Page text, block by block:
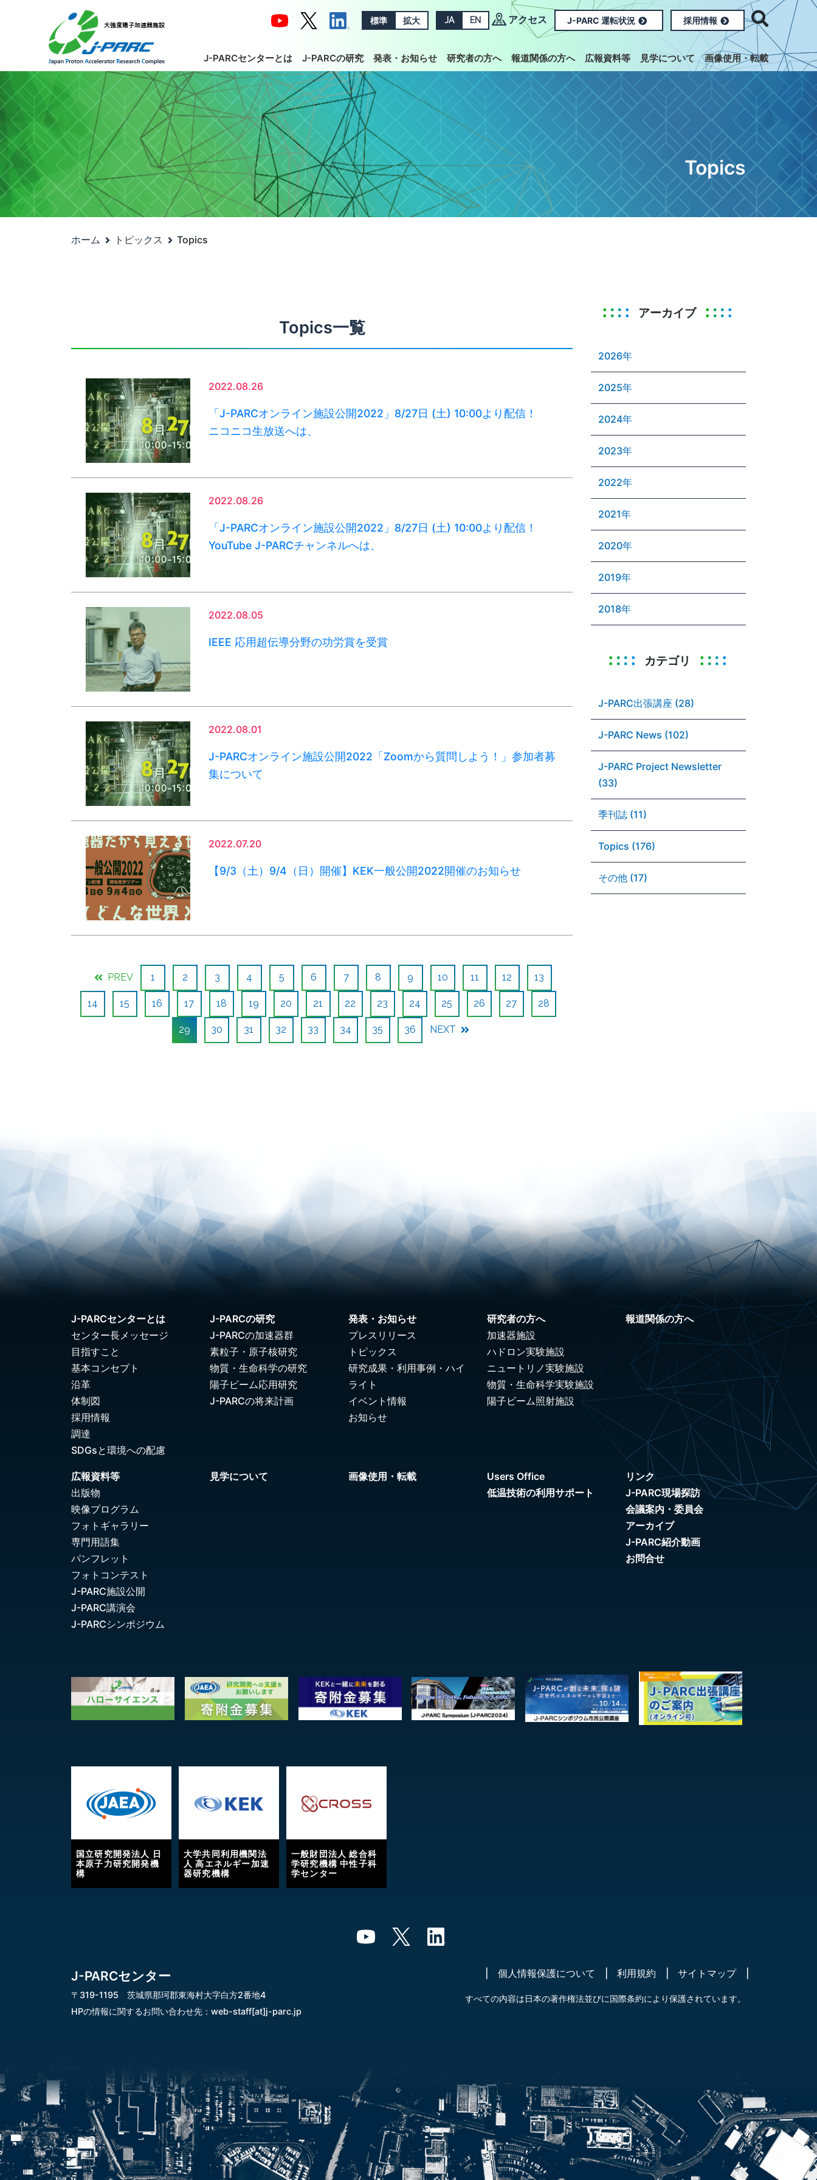
標準 拡大 JA EN アクセス J-PARC 運転状況 採用情報
J-PARCセンターとは J-PARCの研究 発表・お知らせ 研究者の方へ 報道関係の方へ 広報資料等 見学について 画像使用・転載
Topics
ホーム トピックス Topics
Topics一覧
2022.08.26
「J-PARCオンライン施設公開2022」8/27日 (土) 10:00より配信！
ニコニコ生放送へは、
2022.08.26
「J-PARCオンライン施設公開2022」8/27日 (土) 10:00より配信！
YouTube J-PARCチャンネルへは、
2022.08.05
IEEE 応用超伝導分野の功労賞を受賞
2022.08.01
J-PARCオンライン施設公開2022「Zoomから質問しよう！」参加者募
集について
2022.07.20
【9/3（土）9/4（日）開催】KEK一般公開2022開催のお知らせ
PREV 1 2 3 4 5 6 7 8 9 10 11 12 13
14 15 16 17 18 19 20 21 22 23 24 25 26 27 28
29 30 31 32 33 34 35 36 NEXT
アーカイブ
2026年
2025年
2024年
2023年
2022年
2021年
2020年
2019年
2018年
カテゴリ
J-PARC出張講座 (28)
J-PARC News (102)
J-PARC Project Newsletter
(33)
季刊誌 (11)
Topics (176)
その他 (17)
J-PARCセンターとは
センター長メッセージ
目指すこと
基本コンセプト
沿革
体制図
採用情報
調達
SDGsと環境への配慮
J-PARCの研究
J-PARCの加速器群
素粒子・原子核研究
物質・生命科学の研究
陽子ビーム応用研究
J-PARCの将来計画
発表・お知らせ
プレスリリース
トピックス
研究成果・利用事例・ハイ
ライト
イベント情報
お知らせ
研究者の方へ
加速器施設
ハドロン実験施設
ニュートリノ実験施設
物質・生命科学実験施設
陽子ビーム照射施設
報道関係の方へ
広報資料等
出版物
映像プログラム
フォトギャラリー
専門用語集
パンフレット
フォトコンテスト
J-PARC施設公開
J-PARC講演会
J-PARCシンポジウム
見学について 画像使用・転載
Users Office
低温技術の利用サポート
リンク
J-PARC現場探訪
会議案内・委員会
アーカイブ
J-PARC紹介動画
お問合せ
国立研究開発法人 日
本原子力研究開発機
構
大学共同利用機関法
人 高エネルギー加速
器研究機構
一般財団法人 総合科
学研究機構 中性子科
学センター
J-PARCセンター
〒319-1195 茨城県那珂郡東海村大字白方2番地4
HPの情報に関するお問い合わせ先： web-staff[at]j-parc.jp
個人情報保護について 利用規約 サイトマップ
すべての内容は日本の著作権法並びに国際条約により保護されています。